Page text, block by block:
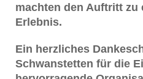
machten den Auftritt zu
Erlebnis.
Ein herzliches
Schwanstetten für die